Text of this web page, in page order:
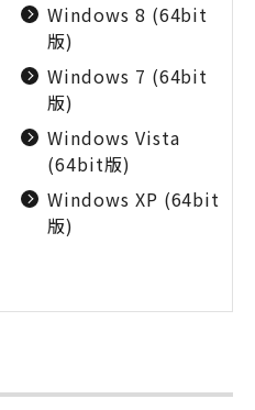
Windows 8 (64bit
版)
Windows 7 (64bit
版)
Windows Vista
(64bit版)
Windows XP (64bit
版)